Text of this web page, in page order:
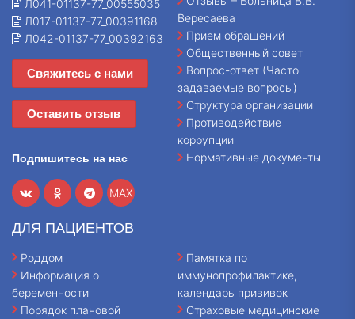
Л041-01137-77_00555035
Л017-01137-77_00391168
Л042-01137-77_00392163
Свяжитесь с нами
Оставить отзыв
Подпишитесь на нас
MAX
Вересаева
Прием обращений
Общественный совет
Вопрос-ответ (Часто
задаваемые вопросы)
Структура организации
Противодействие
коррупции
Нормативные документы
ДЛЯ ПАЦИЕНТОВ
Роддом
Информация о
беременности
Порядок плановой
Памятка по
иммунопрофилактике,
календарь прививок
Страховые медицинские